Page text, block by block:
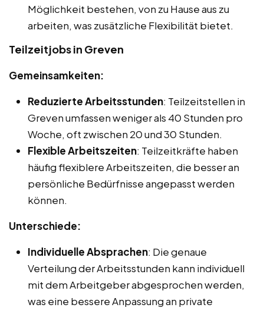
Möglichkeit bestehen, von zu Hause aus zu
arbeiten, was zusätzliche Flexibilität bietet.
Teilzeitjobs in Greven
Gemeinsamkeiten:
Reduzierte Arbeitsstunden: Teilzeitstellen in
Greven umfassen weniger als 40 Stunden pro
Woche, oft zwischen 20 und 30 Stunden.
Flexible Arbeitszeiten: Teilzeitkräfte haben
häufig flexiblere Arbeitszeiten, die besser an
persönliche Bedürfnisse angepasst werden
können.
Unterschiede:
Individuelle Absprachen: Die genaue
Verteilung der Arbeitsstunden kann individuell
mit dem Arbeitgeber abgesprochen werden,
was eine bessere Anpassung an private